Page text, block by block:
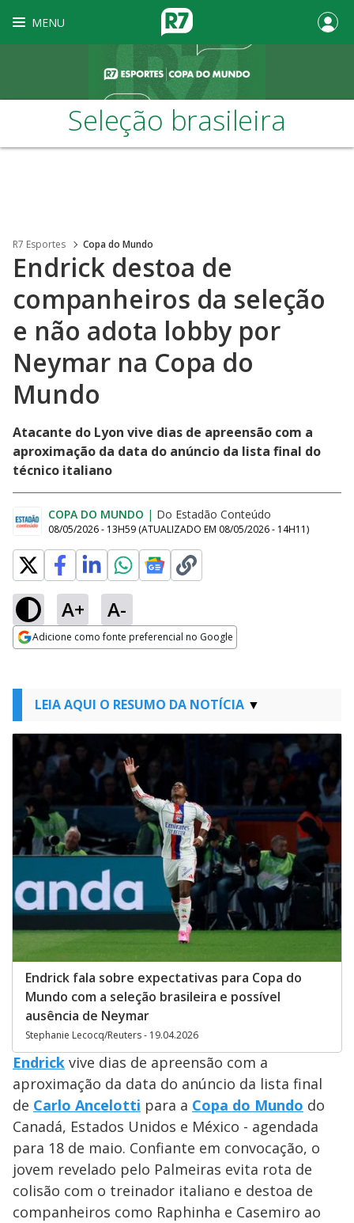
MENU
Seleção brasileira
R7 Esportes Copa do Mundo
Endrick destoa de
companheiros da seleção
e não adota lobby por
Neymar na Copa do
Mundo
Atacante do Lyon vive dias de apreensão com a
aproximação da data do anúncio da lista final do
técnico italiano
COPA DO MUNDO | Do Estadão Conteúdo
08/05/2026 - 13H59 (ATUALIZADO EM 08/05/2026 - 14H11)
A+ A-
Adicione como fonte preferencial no Google
LEIA AQUI O RESUMO DA NOTÍCIA
Endrick fala sobre expectativas para Copa do
Mundo com a seleção brasileira e possível
ausência de Neymar
Stephanie Lecocq/Reuters - 19.04.2026
Endrick vive dias de apreensão com a
aproximação da data do anúncio da lista final
de Carlo Ancelotti para a Copa do Mundo do
Canadá, Estados Unidos e México - agendada
para 18 de maio. Confiante em convocação, o
jovem revelado pelo Palmeiras evita rota de
colisão com o treinador italiano e destoa de
companheiros como Raphinha e Casemiro ao